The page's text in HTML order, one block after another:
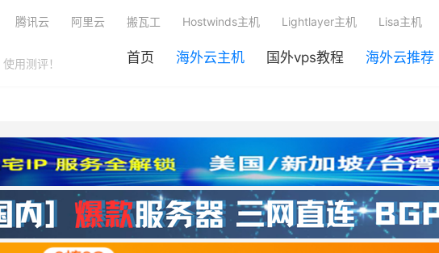
用测评！
首页 海外云主机 国外vps教程 海外云推荐
腾讯云 阿里云 搬瓦工 Hostwinds主机 Lightlayer主机 Lisa主机